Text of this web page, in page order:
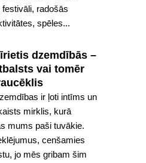
radošās
spēles...
dzemdībās –
vai tomēr
ir ļoti intīms un
mirklis, kurā
mums paši tuvākie.
cenšamies
jo mēs gribam šim